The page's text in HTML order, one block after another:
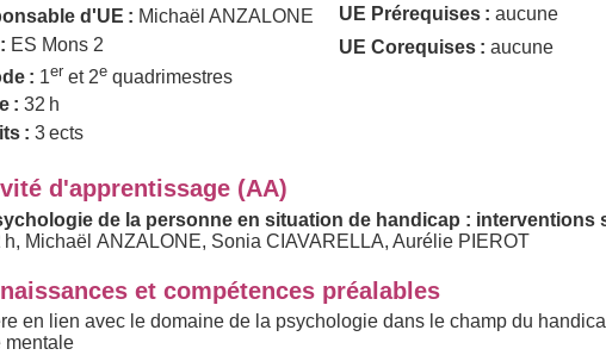
d'UE : Michaël ANZALONE
ES Mons 2
: 1er et 2e quadrimestres
: 32 h
: 3 ects
UE Prérequises : aucune
UE Corequises : aucune
d'apprentissage (AA)
de la personne en situation de handicap : interventions
h, Michaël ANZALONE, Sonia CIAVARELLA, Aurélie PIEROT
et compétences préalables
en lien avec le domaine de la psychologie dans le champ du
mentale